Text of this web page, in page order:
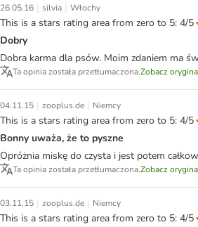
26.05.16 | silvia | Włochy
This is a stars rating area from zero to 5: 4/5
Dobry
Dobra karma dla psów. Moim zdaniem ma
Ta opinia została przetłumaczona.Zobacz
04.11.15 | zooplus.de | Niemcy
This is a stars rating area from zero to 5: 4/5
Bonny uważa, że to pyszne
Opróżnia miskę do czysta i jest potem
Ta opinia została przetłumaczona.Zobacz
03.11.15 | zooplus.de | Niemcy
This is a stars rating area from zero to 5: 4/5